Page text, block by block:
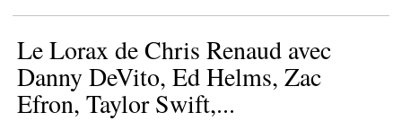
Le Lorax de Chris Renaud avec
Danny DeVito, Ed Helms, Zac
Efron, Taylor Swift,...